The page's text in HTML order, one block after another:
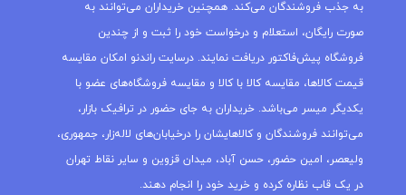
به جذب فروشندگان می‌کند. همچنین خریداران می‌توانند به
صورت رایگان، استعلام و درخواست خود را ثبت و از چندین
فروشگاه پیش‌فاکتور دریافت نمایند. درسایت راندنو امکان مقایسه
قیمت کالاها، مقایسه کالا با کالا و مقایسه فروشگاه‌های عضو با
یکدیگر میسر می‌باشد. خریداران به جای حضور در ترافیک بازار،
می‌توانند فروشندگان و کالاهایشان را درخیابان‌های لاله‌زار، جمهوری،
ولیعصر، امین حضور، حسن آباد، میدان قزوین و سایر نقاط تهران
در یک قاب نظاره کرده و خرید خود را انجام دهند.